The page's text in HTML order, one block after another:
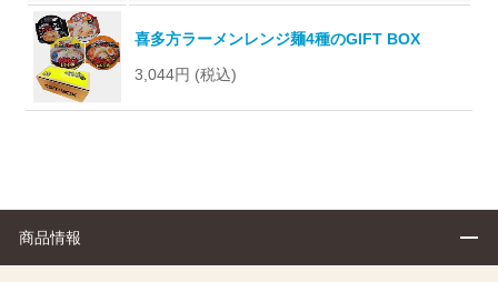
喜多方ラーメンレンジ麺4種のGIFT BOX
3,044円 (税込)
商品情報